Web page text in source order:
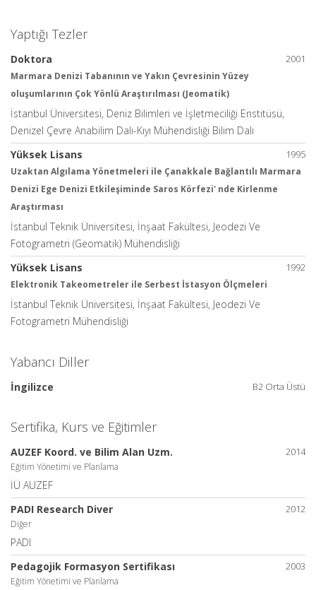
Yaptığı Tezler
2001
Doktora
Marmara Denizi Tabanının ve Yakın Çevresinin Yüzey
oluşumlarının Çok Yönlü Araştırılması (Jeomatik)
İstanbul Üniversitesi, Deniz Bilimleri ve İşletmeciliği Enstitüsü,
Denizel Çevre Anabilim Dalı-Kıyı Mühendisliği Bilim Dalı
1995
Yüksek Lisans
Uzaktan Algılama Yönetmeleri ile Çanakkale Bağlantılı Marmara
Denizi Ege Denizi Etkileşiminde Saros Körfezi' nde Kirlenme
Araştırması
İstanbul Teknik Üniversitesi, İnşaat Fakültesi, Jeodezi Ve
Fotogrametri (Geomatik) Mühendisliği
1992
Yüksek Lisans
Elektronik Takeometreler ile Serbest İstasyon Ölçmeleri
İstanbul Teknik Üniversitesi, İnşaat Fakültesi, Jeodezi Ve
Fotogrametri Mühendisliği
Yabancı Diller
B2 Orta Üstü
İngilizce
Sertifika, Kurs ve Eğitimler
2014
AUZEF Koord. ve Bilim Alan Uzm.
Eğitim Yönetimi ve Planlama
İÜ AUZEF
2012
PADI Research Diver
Diğer
PADI
2003
Pedagojik Formasyon Sertifikası
Eğitim Yönetimi ve Planlama